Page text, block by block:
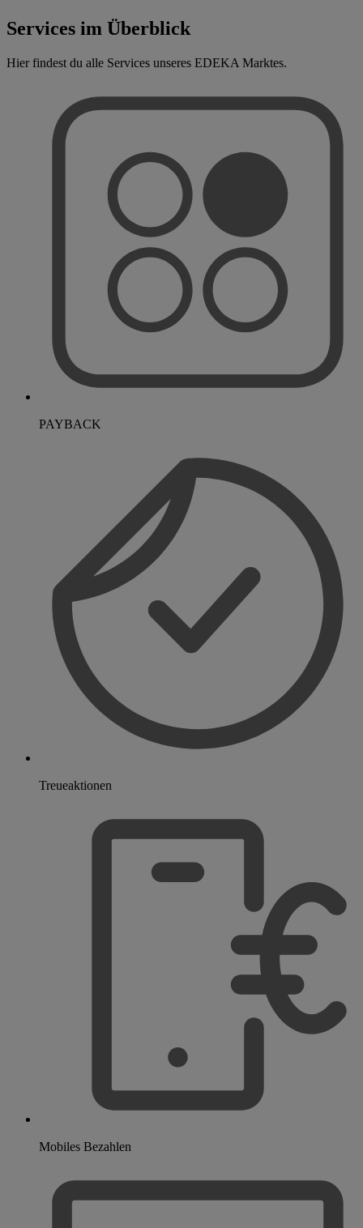
Services im Überblick
Hier findest du alle Services unseres EDEKA Marktes.
PAYBACK
Treueaktionen
Mobiles Bezahlen